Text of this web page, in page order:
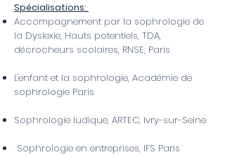
Spécialisations:
Accompagnement par la sophrologie de
la Dyslexie, Hauts potentiels, TDA,
décrocheurs scolaires, RNSE, Paris
L'enfant et la sophrologie, Académie de
sophrologie Paris
Sophrologie ludique, ARTEC, Ivry-sur-Seine
Sophrologie en entreprises, IFS Paris